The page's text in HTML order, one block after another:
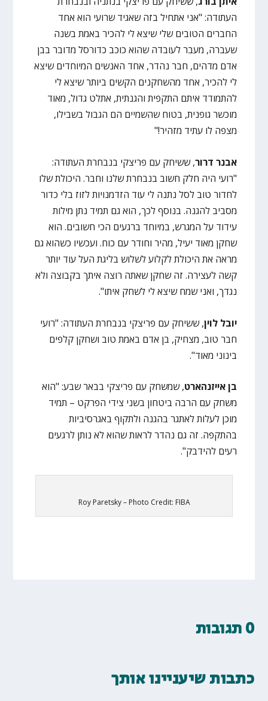
העתודה: "אני אתחיל בזה שאגיד שרועי הוא אחד
החברים הטובים שלי שיצא לי להכיר באמת בשנה
שעברה, מעבר לעובדה שהוא כוכב כדורסל מדובר בבן
אדם מדהים, חבר נהדר, אחד האנשים המיוחדים שיצא
לי להכיר, אחד מהשחקנים הקשים ביותר שיצא לי
להתמודד איתם התקפית והגנתית, אתלט גדול, מאוד
מוכשר גופנית, בטוח שהשמיים הם הגבול בשבילו,
מצפה לו עתיד מזהיר!"
אבנר דרור, ששיחק עם פריצקי בנבחרת העתודה:
"רועי היה חלק חשוב בנבחרת שלנו וחבר. היכולת שלו
לחדור טוב לסל נתנה לי עוד הזדמנויות לזוז בלי כדור
מסביב להגנה. בנוסף לכך, הוא גם תמיד נתן מילות
עידוד על המגרש, במיוחד ברגעים הכי חשובים. הוא
שחקן מאוד יעיל, מהיר וחודר עם כוח. ועכשיו כשהוא גם
מראה את היכולת לקלוע לשלוש בליגת העל עוד יותר
קשה לעצירה. זה שחקן שאתה רוצה איתך בקבוצה ולא
נגדך, ואני שמח שיצא לי לשחק איתו".
יובל לוין, ששיחק עם פריצקי בנבחרת העתודה: "רועי
חבר טוב, מצחיק, בן אדם באמת טוב ושחקן קלפים
בינוני מאוד".
בן אייזנהארט, שמשחק עם פריצקי בבאר שבע: "הוא
משחק עם הרבה ביטחון בשני צידי הפרקט – תמיד
מוכן לעלות לאתגר בהגנה ולתקוף באגרסיביות
בהתקפה. זה גם נהדר לראות שהוא לא נותן לרגעים
רעים להידבק".
Roy Paretsky – Photo Credit: FIBA
0 תגובות
כתבות שיעניינו אותך